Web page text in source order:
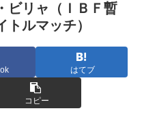
リャ（ＩＢＦ暫
ルマッチ）
はてブ
コピー